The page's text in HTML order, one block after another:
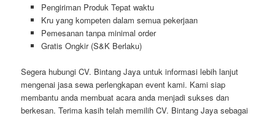
Pengiriman Produk Tepat waktu
Kru yang kompeten dalam semua pekerjaan
Pemesanan tanpa minimal order
Gratis Ongkir (S&K Berlaku)
Segera hubungi CV. Bintang Jaya untuk informasi lebih lanjut
mengenai jasa sewa perlengkapan event kami. Kami siap
membantu anda membuat acara anda menjadi sukses dan
berkesan. Terima kasih telah memilih CV. Bintang Jaya sebagai